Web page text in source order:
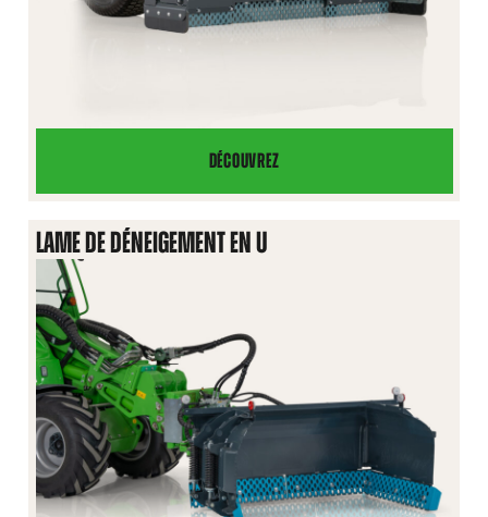
DÉCOUVREZ
LAME
DE
DÉNEIGEMENT
ZOOM
LAME DE DÉNEIGEMENT EN U